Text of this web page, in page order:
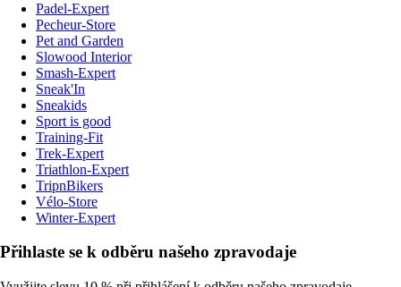
Padel-Expert
Pecheur-Store
Pet and Garden
Slowood Interior
Smash-Expert
Sneak'In
Sneakids
Sport is good
Training-Fit
Trek-Expert
Triathlon-Expert
TripnBikers
Vélo-Store
Winter-Expert
Přihlaste se k odběru našeho zpravodaje